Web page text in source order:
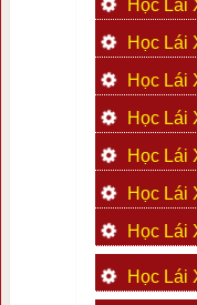
Học Lái
Học Lái
Học Lái
Học Lái
Học Lái
Học Lái
Học Lái
Học Lái